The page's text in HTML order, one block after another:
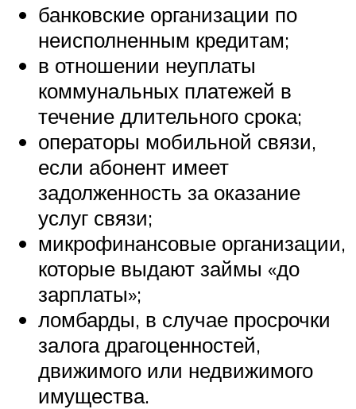
банковские организации по
неисполненным кредитам;
в отношении неуплаты
коммунальных платежей в
течение длительного срока;
операторы мобильной связи,
если абонент имеет
задолженность за оказание
услуг связи;
микрофинансовые организации,
которые выдают займы «до
зарплаты»;
ломбарды, в случае просрочки
залога драгоценностей,
движимого или недвижимого
имущества.